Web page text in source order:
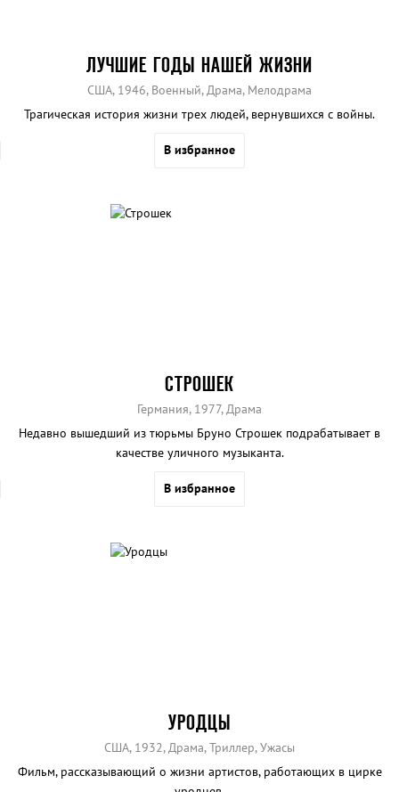
ЛУЧШИЕ ГОДЫ НАШЕЙ ЖИЗНИ
США, 1946, Военный, Драма, Мелодрама
Трагическая история жизни трех людей, вернувшихся с войны.
В избранное
СТРОШЕК
Германия, 1977, Драма
Недавно вышедший из тюрьмы Бруно Строшек подрабатывает в
качестве уличного музыканта.
В избранное
УРОДЦЫ
США, 1932, Драма, Триллер, Ужасы
Фильм, рассказывающий о жизни артистов, работающих в цирке